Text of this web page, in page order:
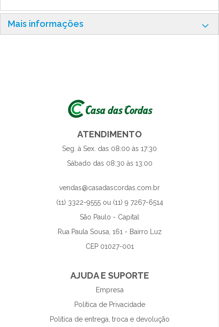
Mais informações
ATENDIMENTO
Seg. à Sex. das 08:00 às 17:30
Sábado das 08:30 às 13:00
vendas@casadascordas.com.br
(11) 3322-9555 ou (11) 9 7267-6514
São Paulo - Capital
Rua Paula Sousa, 161 - Bairro Luz
CEP 01027-001
AJUDA E SUPORTE
Empresa
Política de Privacidade
Política de entrega, troca e devolução